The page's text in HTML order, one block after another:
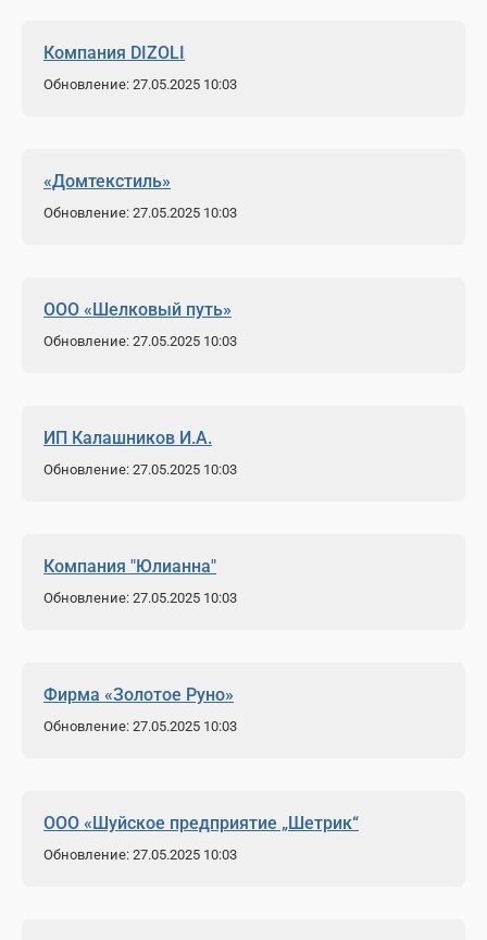
Компания DIZOLI
Обновление: 27.05.2025 10:03
«Домтекстиль»
Обновление: 27.05.2025 10:03
ООО «Шелковый путь»
Обновление: 27.05.2025 10:03
ИП Калашников И.А.
Обновление: 27.05.2025 10:03
Компания "Юлианна"
Обновление: 27.05.2025 10:03
Фирма «Золотое Руно»
Обновление: 27.05.2025 10:03
ООО «Шуйское предприятие „Шетрик“
Обновление: 27.05.2025 10:03